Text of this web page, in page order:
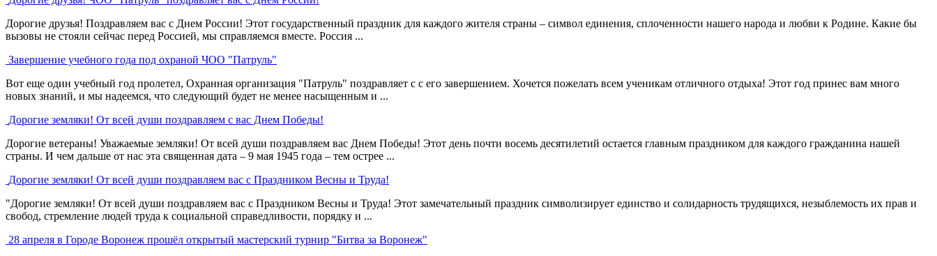
Дорогие друзья! Поздравляем вас с Днем России! Этот государственный праздник для каждого жителя страны – символ единения, сплоченности нашего народа и любви к Родине. Какие бы
вызовы не стояли сейчас перед Россией, мы справляемся вместе. Россия ...
Завершение учебного года под охраной ЧОО "Патруль"
Вот еще один учебный год пролетел, Охранная организация "Патруль" поздравляет с с его завершением. Хочется пожелать всем ученикам отличного отдыха! Этот год принес вам много
новых знаний, и мы надеемся, что следующий будет не менее насыщенным и ...
Дорогие земляки! От всей души поздравляем с вас Днем Победы!
Дорогие ветераны! Уважаемые земляки! От всей души поздравляем вас Днем Победы! Этот день почти восемь десятилетий остается главным праздником для каждого гражданина нашей
страны. И чем дальше от нас эта священная дата – 9 мая 1945 года – тем острее ...
Дорогие земляки! От всей души поздравляем вас с Праздником Весны и Труда!
"Дорогие земляки! От всей души поздравляем вас с Праздником Весны и Труда! Этот замечательный праздник символизирует единство и солидарность трудящихся, незыблемость их прав и
свобод, стремление людей труда к социальной справедливости, порядку и ...
28 апреля в Городе Воронеж прошёл открытый мастерский турнир "Битва за Воронеж"